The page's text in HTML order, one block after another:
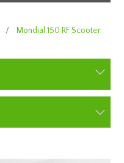
/ Mondial 150 RF Scooter